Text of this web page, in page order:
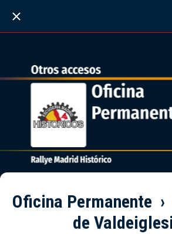
Oficina Permanente
de